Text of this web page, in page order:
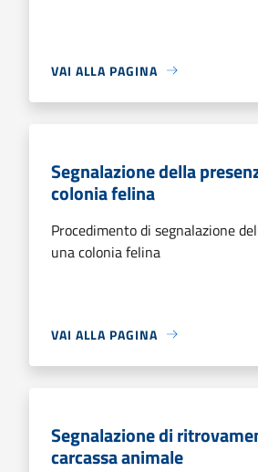
VAI ALLA PAGINA
Segnalazione della
colonia felina
Procedimento di segnalazione
una colonia felina
VAI ALLA PAGINA
Segnalazione di
carcassa animale